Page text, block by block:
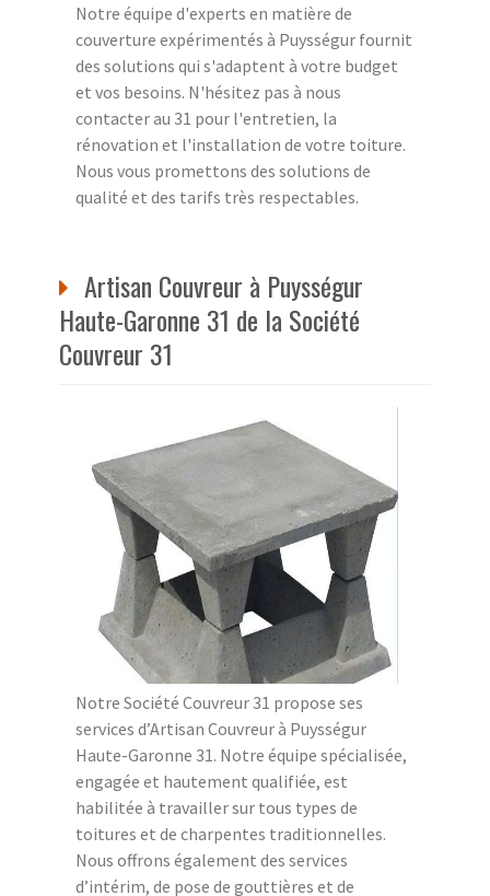
Notre équipe d'experts en matière de
couverture expérimentés à Puysségur fournit
des solutions qui s'adaptent à votre budget
et vos besoins. N'hésitez pas à nous
contacter au 31 pour l'entretien, la
rénovation et l'installation de votre toiture.
Nous vous promettons des solutions de
qualité et des tarifs très respectables.
Artisan Couvreur à Puysségur
Haute-Garonne 31 de la Société
Couvreur 31
Notre Société Couvreur 31 propose ses
services d’Artisan Couvreur à Puysségur
Haute-Garonne 31. Notre équipe spécialisée,
engagée et hautement qualifiée, est
habilitée à travailler sur tous types de
toitures et de charpentes traditionnelles.
Nous offrons également des services
d’intérim, de pose de gouttières et de